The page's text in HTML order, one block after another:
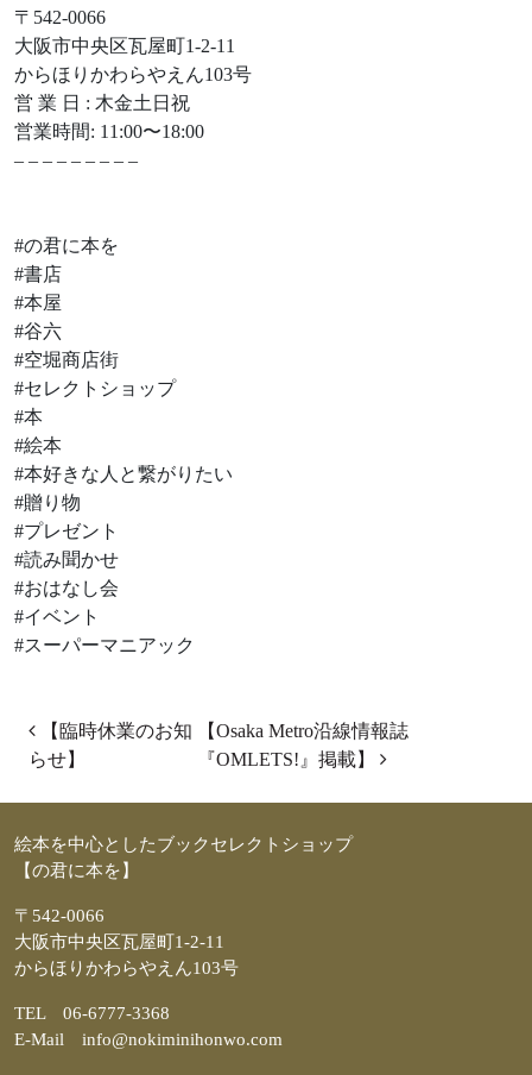
〒542-0066
大阪市中央区瓦屋町1-2-11
からほりかわらやえん103号
営 業 日 : 木金土日祝
営業時間: 11:00〜18:00
– – – – – – – – –
#の君に本を
#書店
#本屋
#谷六
#空堀商店街
#セレクトショップ
#本
#絵本
#本好きな人と繋がりたい
#贈り物
#プレゼント
#読み聞かせ
#おはなし会
#イベント
#スーパーマニアック
投稿ナビゲーション
【臨時休業のお知
らせ】
【Osaka Metro沿線情報誌
『OMLETS!』掲載】
絵本を中心としたブックセレクトショップ
【の君に本を】
〒542-0066
大阪市中央区瓦屋町1-2-11
からほりかわらやえん103号
TEL 06-6777-3368
E-Mail info@nokiminihonwo.com